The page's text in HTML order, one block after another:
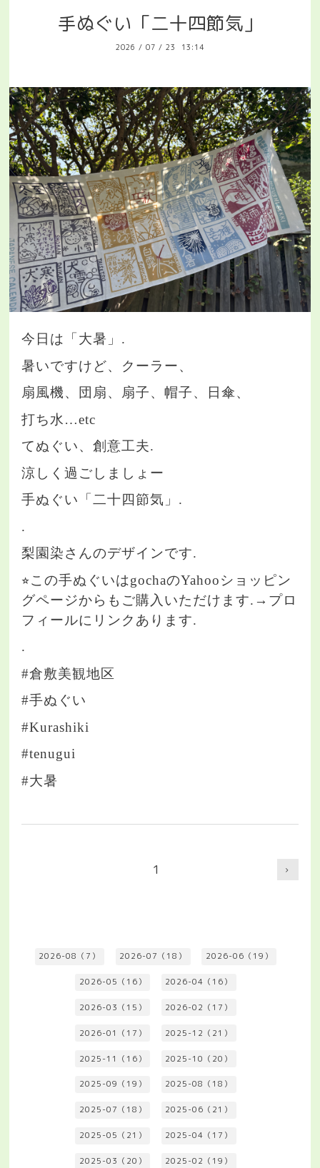
手ぬぐい「二十四節気」
2026 / 07 / 23 13:14
今日は「大暑」.
暑いですけど、クーラー、
扇風機、団扇、扇子、帽子、日傘、
打ち水…etc
てぬぐい、創意工夫.
涼しく過ごしましょー
手ぬぐい「二十四節気」.
.
梨園染さんのデザインです.
⭐︎この手ぬぐいはgochaのYahooショッピン
グページからもご購入いただけます.→プロ
フィールにリンクあります.
.
#倉敷美観地区
#手ぬぐい
#Kurashiki
#tenugui
#大暑
1
2026-08（7） 2026-07（18） 2026-06（19）
2026-05（16） 2026-04（16）
2026-03（15） 2026-02（17）
2026-01（17） 2025-12（21）
2025-11（16） 2025-10（20）
2025-09（19） 2025-08（18）
2025-07（18） 2025-06（21）
2025-05（21） 2025-04（17）
2025-03（20） 2025-02（19）